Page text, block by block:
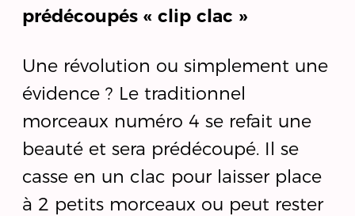
prédécoupés « clip clac »
Une révolution ou simplement une
évidence ? Le traditionnel
morceaux numéro 4 se refait une
beauté et sera prédécoupé. Il se
casse en un clac pour laisser place
à 2 petits morceaux ou peut rester